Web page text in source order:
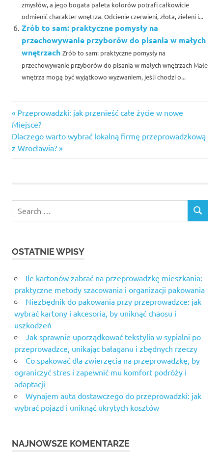
zmysłów, a jego bogata paleta kolorów potrafi całkowicie
odmienić charakter wnętrza. Odcienie czerwieni, złota, zieleni i...
Zrób to sam: praktyczne pomysły na
przechowywanie przyborów do pisania w małych
wnętrzach Zrób to sam: praktyczne pomysły na
przechowywanie przyborów do pisania w małych wnętrzach Małe
wnętrza mogą być wyjątkowo wyzwaniem, jeśli chodzi o...
Nawigacja
wpisu
Previous
Post:
Przeprowadzki: jak przenieść całe życie w nowe
Miejsce?
Next
Post:
Dlaczego warto wybrać lokalną firmę przeprowadzkową
z Wrocławia?
for:
SEARCH
OSTATNIE WPISY
Ile kartonów zabrać na przeprowadzkę mieszkania:
praktyczne metody szacowania i organizacji pakowania
Niezbędnik do pakowania przy przeprowadzce: jak
wybrać kartony i akcesoria, by uniknąć chaosu i
uszkodzeń
Jak sprawnie uporządkować tekstylia w sypialni po
przeprowadzce, unikając bałaganu i zbędnych rzeczy
Co spakować dla zwierzęcia na przeprowadzkę, by
ograniczyć stres i zapewnić mu komfort podróży i
adaptacji
Wynajem auta dostawczego do przeprowadzki: jak
wybrać pojazd i uniknąć ukrytych kosztów
NAJNOWSZE KOMENTARZE